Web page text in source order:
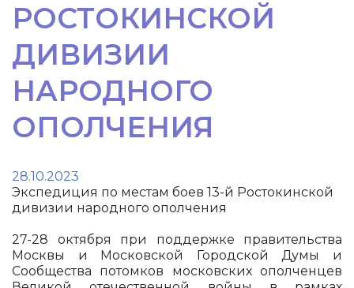
РОСТОКИНСКОЙ
ДИВИЗИИ
НАРОДНОГО
ОПОЛЧЕНИЯ
28.10.2023
Экспедиция по местам боев 13-й Ростокинской
дивизии народного ополчения
27-28 октября при поддержке правительства
Москвы и Московской Городской Думы и
Сообщества потомков московских ополченцев